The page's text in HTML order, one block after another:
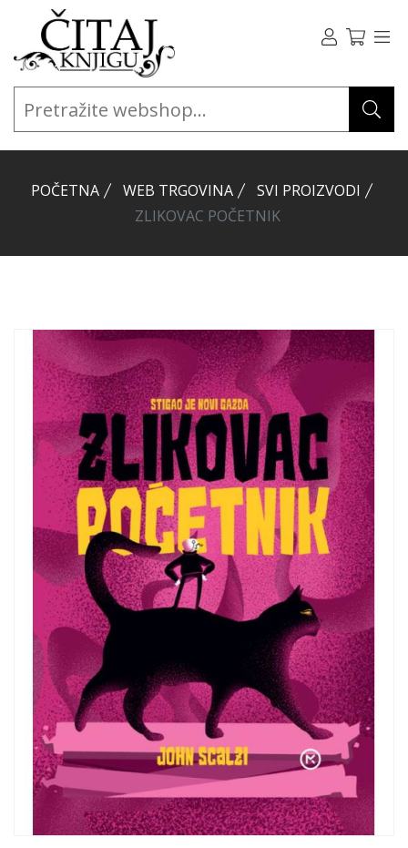
POČETNA WEB TRGOVINA
SVI PROIZVODI
ZLIKOVAC POČETNIK